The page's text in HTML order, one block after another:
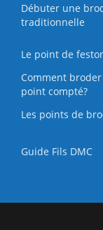
Débuter une
traditionnelle
Le point de
Comment
point compté?
Les points de
Guide Fils DMC